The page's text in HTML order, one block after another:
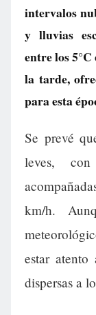
intervalos
y lluvias
entre los
la tarde,
para esta
Se prevé
leves,
km/h.
estar
dispersas a